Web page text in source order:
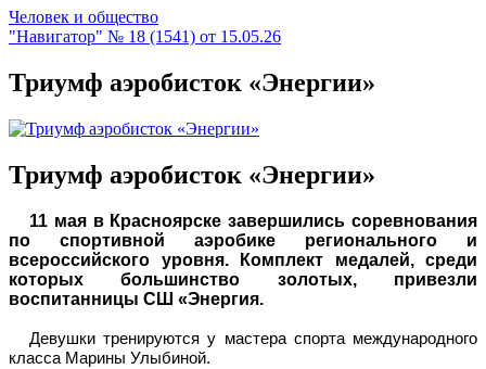
Человек и общество
"Навигатор" № 18 (1541) от 15.05.26
Триумф аэробисток «Энергии»
Триумф аэробисток «Энергии»
11 мая в Красноярске завершились соревнования
по спортивной аэробике регионального и
всероссийского уровня. Комплект медалей, среди
которых большинство золотых, привезли
воспитанницы СШ «Энергия.
Девушки тренируются у мастера спорта международного
класса Марины Улыбиной.